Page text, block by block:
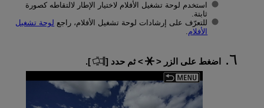
استخدم لوحة تشغيل الأفلام لاختيار الإطار لالتقاطه كصورة
ثابتة.
للتعرّف على إرشادات لوحة تشغيل الأفلام، راجع لوحة تشغيل
الأفلام
اضغط على الزر ثم حدد [ ].